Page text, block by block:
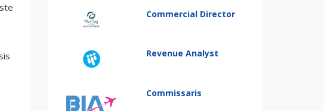
Commercial Director
Revenue Analyst
Commissaris